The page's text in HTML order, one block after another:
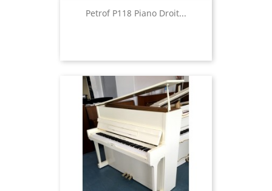
Petrof P118 Piano Droit...